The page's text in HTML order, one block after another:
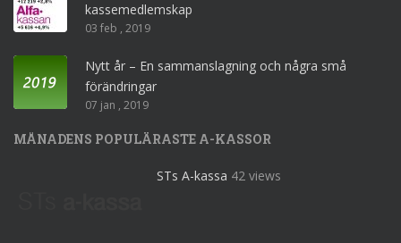
kassemedlemskap
03 feb , 2019
Nytt år – En sammanslagning och några små
förändringar
07 jan , 2019
MÅNADENS POPULÄRASTE A-KASSOR
STs A-kassa 42 views